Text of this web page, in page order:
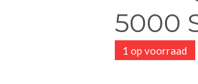
5000
1 op voorraad